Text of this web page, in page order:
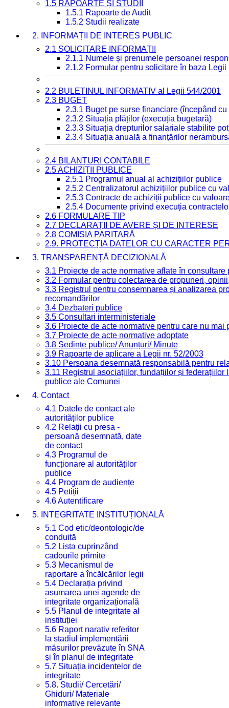
1.5 RAPOARTE ȘI STUDII
1.5.1 Rapoarte de Audit
1.5.2 Studii realizate
2. INFORMAȚII DE INTERES PUBLIC
2.1 SOLICITARE INFORMAȚII
2.1.1 Numele și prenumele persoanei
2.1.2 Formular pentru solicitare în baza Legii
2.2 BULETINUL INFORMATIV al Legii 544/2001
2.3 BUGET
2.3.1 Buget pe surse financiare (începând
2.3.2 Situația plăților (execuția bugetară)
2.3.3 Situația drepturilor salariale stabilite
2.3.4 Situația anuală a finanțărilor
2.4 BILANȚURI CONTABILE
2.5 ACHIZIȚII PUBLICE
2.5.1 Programul anual al achizițiilor publice
2.5.2 Centralizatorul achizițiilor publice cu
2.5.3 Contracte de achiziții publice cu
2.5.4 Documente privind execuția
2.6 FORMULARE TIP
2.7 DECLARAȚII DE AVERE ȘI DE INTERESE
2.8 COMISIA PARITARĂ
2.9. PROTECȚIA DATELOR CU CARACTER
3. TRANSPARENȚĂ DECIZIONALĂ
3.1 Proiecte de acte normative aflate în consultare
3.2 Formular pentru colectarea de propuneri,
3.3 Registrul pentru consemnarea și analizarea
recomandărilor
3.4 Dezbateri publice
3.5 Consultari interministeriale
3.6 Proiecte de acte normative pentru care nu mai
3.7 Proiecte de acte normative adoptate
3.8 Ședințe publice/ Anunțuri/ Minute
3.9 Rapoarte de aplicare a Legii nr. 52/2003
3.10 Persoana desemnată responsabilă pentru
3.11 Registrul asociațiilor, fundațiilor și federațiilor
publice ale Comunei
4. Contact
4.1 Datele de contact ale
autorităților publice
4.2 Relații cu presa -
persoană desemnată, date
de contact
4.3 Programul de
funcționare al autorităților
publice
4.4 Program de audiențe
4.5 Petiții
4.6 Autentificare
5. INTEGRITATE INSTITUȚIONALĂ
5.1 Cod etic/deontologic/de
conduită
5.2 Lista cuprinzând
cadourile primite
5.3 Mecanismul de
raportare a încălcărilor legii
5.4 Declarația privind
asumarea unei agende de
integritate organizațională
5.5 Planul de integritate al
instituției
5.6 Raport narativ referitor
la stadiul implementării
măsurilor prevăzute în SNA
și în planul de integritate
5.7 Situația incidentelor de
integritate
5.8. Studii/ Cercetări/
Ghiduri/ Materiale
informative relevante